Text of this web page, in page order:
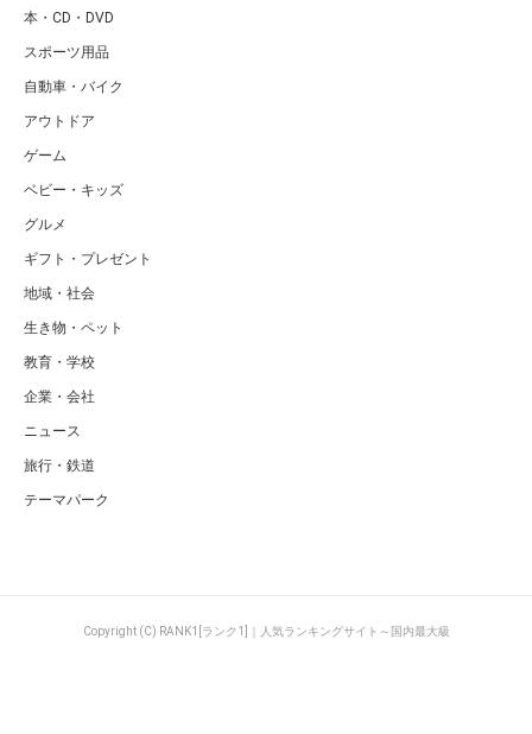
本・CD・DVD
スポーツ用品
自動車・バイク
アウトドア
ゲーム
ベビー・キッズ
グルメ
ギフト・プレゼント
地域・社会
生き物・ペット
教育・学校
企業・会社
ニュース
旅行・鉄道
テーマパーク
Copyright (C) RANK1[ランク1]｜人気ランキングサイト～国内最大級